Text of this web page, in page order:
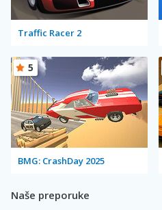
Traffic Racer 2
BMG: CrashDay 2025
5
Naše preporuke